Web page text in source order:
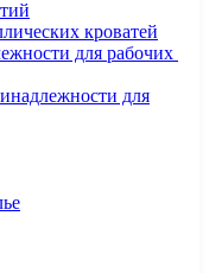
кроватей
для рабочих
для